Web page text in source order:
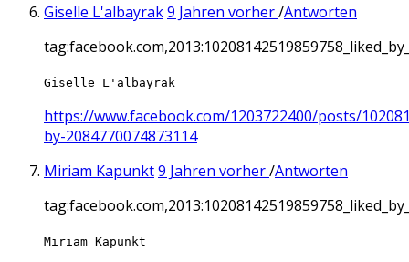
Giselle L'albayrak9 Jahren vorher/Antworten
Giselle L'albayrak
https://www.facebook.com/1203722400/posts/
by-2084770074873114
Miriam Kapunkt9 Jahren vorher/Antworten
Miriam Kapunkt